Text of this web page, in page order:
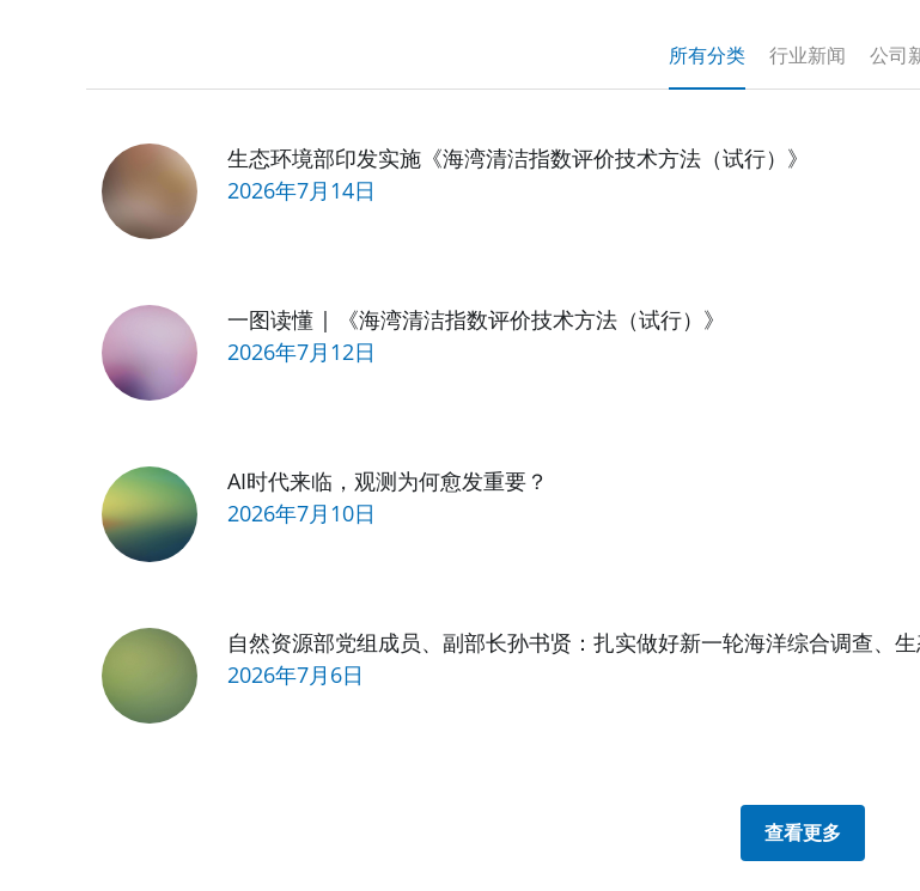
所有分类 行业新闻 公司
生态环境部印发实施《海湾清洁指数评价技术方法（试行）》
2026年7月14日
一图读懂 | 《海湾清洁指数评价技术方法（试行）》
2026年7月12日
AI时代来临，观测为何愈发重要？
2026年7月10日
自然资源部党组成员、副部长孙书贤：扎实做好新一轮海洋综合调查、
2026年7月6日
查看更多